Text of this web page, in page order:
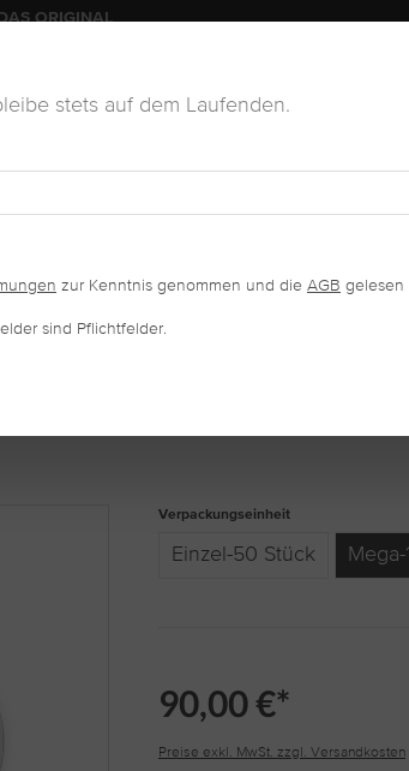
ORIGINAL
90,00 €*
Preise exkl. MwSt. zzgl. Versandkosten
Verpackungseinheitauswählen
Einzel-50 Stück
stets auf dem Laufenden.
zur Kenntnis genommen und die AGB gelesen
sind Pflichtfelder.